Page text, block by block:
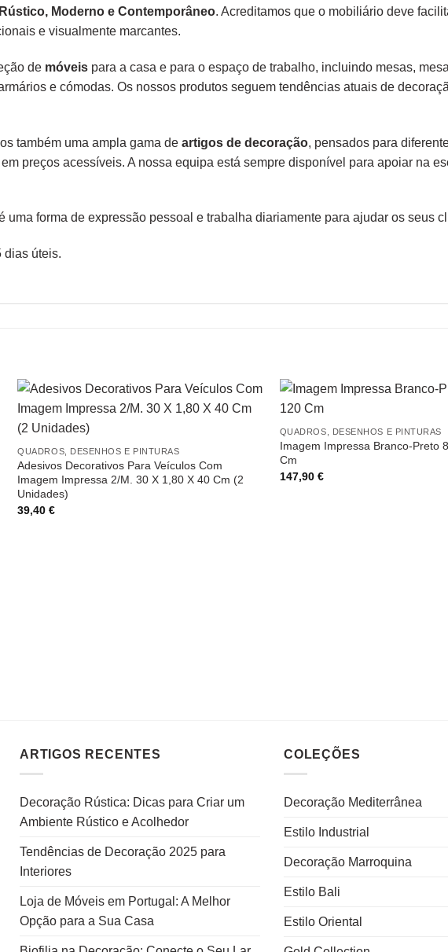
Moderno e Contemporâneo. Acreditamos que o mobiliário deve
e visualmente marcantes.
de móveis para a casa e para o espaço de trabalho, incluindo mesas,
e cómodas. Os nossos produtos seguem tendências atuais de
também uma ampla gama de artigos de decoração, pensados para
preços acessíveis. A nossa equipa está sempre disponível para apoiar na
uma forma de expressão pessoal e trabalha diariamente para ajudar os seus
dias úteis.
QUADROS, DESENHOS E PINTURAS
Adesivos Decorativos Para Veículos Com
Imagem Impressa 2/M. 30 X 1,80 X 40 Cm (2
Unidades)
39,40€
QUADROS, DESENHOS E PINTURAS
Imagem Impressa Branco-Preto
Cm
147,90 €
ARTIGOS RECENTES
Decoração Rústica: Dicas para Criar um
Ambiente Rústico e Acolhedor
Tendências de Decoração 2025 para
Interiores
Loja de Móveis em Portugal: A Melhor
Opção para a Sua Casa
COLEÇÕES
Decoração Mediterrânea
Estilo Industrial
Decoração Marroquina
Estilo Bali
Estilo Oriental